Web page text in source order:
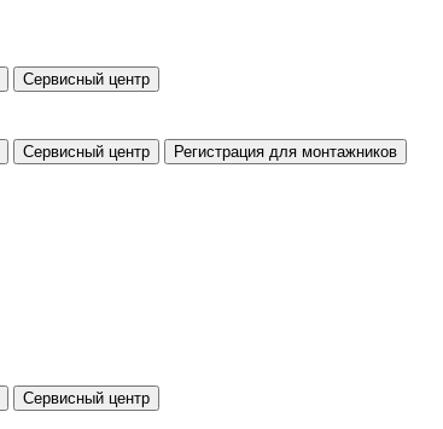
Сервисный центр
Сервисный центр Регистрация для монтажников
Сервисный центр